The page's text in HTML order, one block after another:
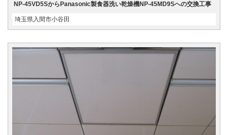
NP-45VD5SからPanasonic製食器洗い乾燥機NP-45MD9Sへの交換工事
埼玉県入間市小谷田